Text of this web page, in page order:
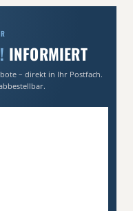
INFORMIERT
– direkt in Ihr Postfach.